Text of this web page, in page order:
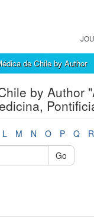
de Chile by Author
by Author
L M N O P Q R
Go